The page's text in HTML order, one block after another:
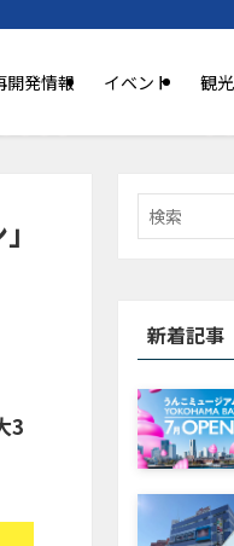
開発情報 イベント 観
3
新着記事